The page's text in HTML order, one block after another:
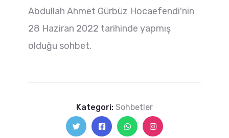
Abdullah Ahmet Gürbüz Hocaefendi'nin
28 Haziran 2022 tarihinde yapmış
olduğu sohbet.
Kategori: Sohbetler